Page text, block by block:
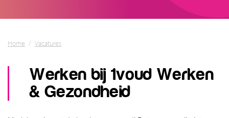
Home / Vacatures
Werken bij 1voud Werken
& Gezondheid